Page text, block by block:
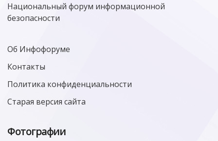
Национальный форум информационной
безопасности
Об Инфофоруме
Контакты
Политика конфиденциальности
Старая версия сайта
Фотографии